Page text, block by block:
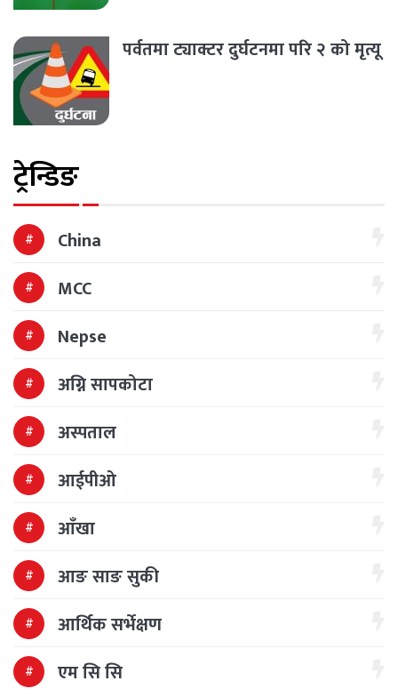
पर्वतमा ट्याक्टर दुर्घटनमा परि २ को मृत्यू
ट्रेन्डिङ
China
MCC
Nepse
अग्नि सापकोटा
अस्पताल
आईपीओ
आँखा
आङ साङ सुकी
आर्थिक सर्भेक्षण
एम सि सि